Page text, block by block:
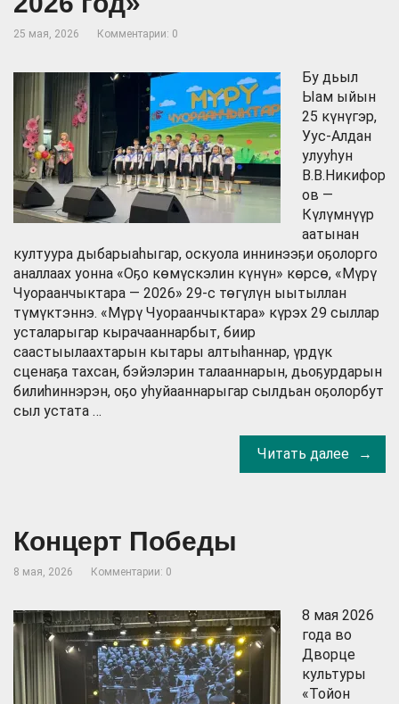
25 мая, 2026 Комментарии: 0
Бу дьыл
Ыам ыйын
25 күнүгэр,
Уус-Алдан
улууһун
В.В.Никифор
ов —
Күлүмнүүр
аатынан
култуура дыбарыаһыгар, оскуола иннинээҕи оҕолорго
аналлаах уонна «Оҕо көмүскэлин күнүн» көрсө, «Мүрү
Чуораанчыктара — 2026» 29-с төгүлүн ыытыллан
түмүктэннэ. «Мүрү Чуораанчыктара» күрэх 29 сыллар
усталарыгар кырачааннарбыт, биир
саастыылаахтарын кытары алтыһаннар, үрдүк
сценаҕа тахсан, бэйэлэрин талааннарын, дьоҕурдарын
билиһиннэрэн, оҕо уһуйааннарыгар сылдьан оҕолорбут
сыл устата …
Читать далее
Концерт Победы
8 мая, 2026 Комментарии: 0
8 мая 2026
года во
Дворце
культуры
«Тойон